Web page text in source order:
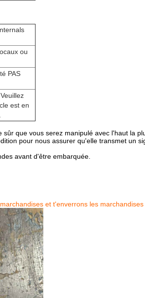
ou
PAS
est en
que vous serez manipulé avec l'haut la
pour nous assurer qu'elle transmet un
avant d'être embarquée.
et t'enverrons les